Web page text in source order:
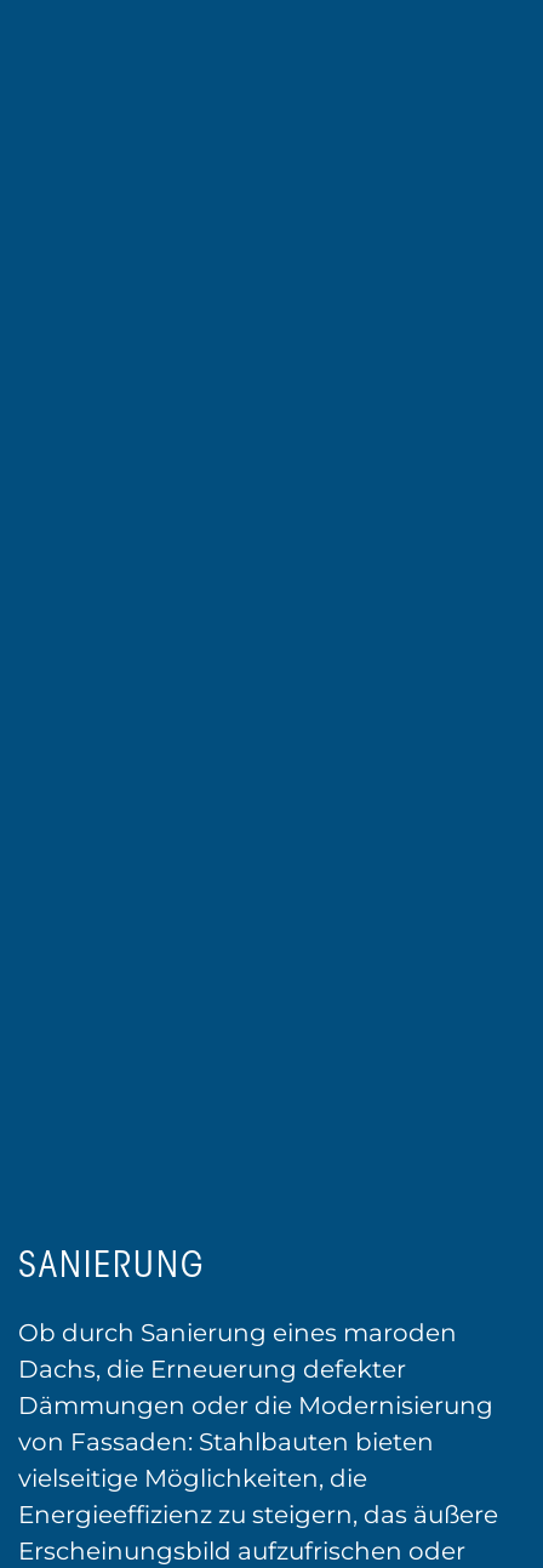
SANIERUNG
Ob durch Sanierung eines maroden
Dachs, die Erneuerung defekter
Dämmungen oder die Modernisierung
von Fassaden: Stahlbauten bieten
vielseitige Möglichkeiten, die
Energieeffizienz zu steigern, das äußere
Erscheinungsbild aufzufrischen oder